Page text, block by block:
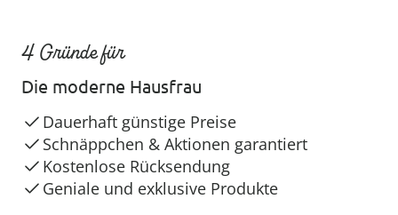
4 Gründe für
Die moderne Hausfrau
Dauerhaft günstige Preise
Schnäppchen & Aktionen garantiert
Kostenlose Rücksendung
Geniale und exklusive Produkte